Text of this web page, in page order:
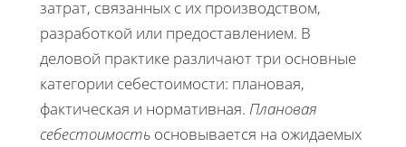
затрат, связанных с их производством,
разработкой или предоставлением. В
деловой практике различают три основные
категории себестоимости: плановая,
фактическая и нормативная. Плановая
себестоимость основывается на ожидаемых